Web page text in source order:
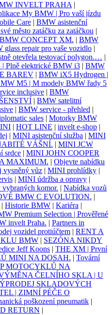
INVELT PRAHA |
My BMW | Pro vaší jízdu
Care | BMW asistenční
město zatáčku za zatáčkou |
BMW CONCEPT XM. | BMW
glass repair pro vaše vozidlo |
otevřela testovací polygon.… |
Plně elektrické BMW i3 | BMW
BAREV | BMW iX5 Hydrogen |
M5 | M modely BMW řady 5
inclusive | BMW
| BMW satelitní
| BMW service - přehled |
sales | Motorky BMW
| HOT LINE | invelt e-shop |
| MINI asistenční služba | MINI
VÁŠNÍ. | MINI JCW
srdce | MINI JOHN COOPER
MAXIMUM. | Objevte nabídku
vysněný vůz | MINI prohlídky |
| MINI údržba a opravy |
komor. | Nabídka vozů
BMW C EVOLUTION. |
| Historie BMW | Kariéra |
Premium Selection | Prověřené
invelt Praha. | Partners in
vozidel protiúčtem | RENT A
BMW | SEZÓNA NIKDY
Jeff Koons | THE XM | První
MINI NA DOSAH. | Tovární
MOTOCYKLŮ NA
ČELNÍHO SKLA | U
SKLADOVÝCH
| ZIMNÍ PÉČE O
poškození pneumatik |
RETURN |